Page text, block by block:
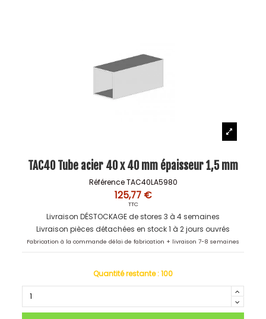
TAC40 Tube acier 40 x 40 mm épaisseur 1,5 mm
Référence TAC40LA5980
125,77 €
TTC
Livraison DÉSTOCKAGE de stores 3 à 4 semaines
Livraison pièces détachées en stock 1 à 2 jours ouvrés
Fabrication à la commande délai de fabrication + livraison 7-8 semaines
Quantité restante :100